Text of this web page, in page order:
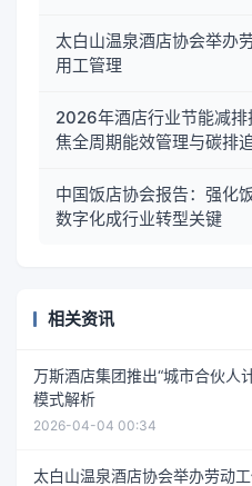
太白山温泉酒店协会举办
用工管理
2026年酒店行业节能减
焦全周期能效管理与碳排
中国饭店协会报告：强化
数字化成行业转型关键
相关资讯
万斯酒店集团推出“城市合伙人
模式解析
2026-04-04 00:34
太白山温泉酒店协会举办劳动